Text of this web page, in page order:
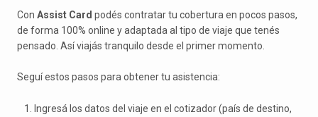
Con Assist Card podés contratar tu cobertura en pocos pasos,
de forma 100% online y adaptada al tipo de viaje que tenés
pensado. Así viajás tranquilo desde el primer momento.
Seguí estos pasos para obtener tu asistencia:
Ingresá los datos del viaje en el cotizador (país de destino,